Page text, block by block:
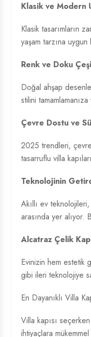
Klasik ve Modern
Klasik tasarımların
yaşam tarzına uygun
Renk ve Doku
Doğal ahşap
stilini
Çevre Dostu ve
2025 trendleri,
tasarruflu villa
Teknolojinin
Akıllı ev
arasında yer alıyor.
Alcatraz Çelik
Evinizin hem estetik
gibi ileri teknolojiye
En Dayanıklı Villa
Villa kapısı seçerken
ihtiyaçlara